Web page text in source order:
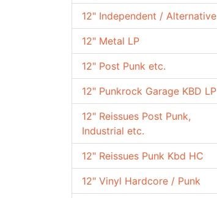
12" Independent / Alternative
12" Metal LP
12" Post Punk etc.
12" Punkrock Garage KBD LP
12" Reissues Post Punk,
Industrial etc.
12" Reissues Punk Kbd HC
12" Vinyl Hardcore / Punk